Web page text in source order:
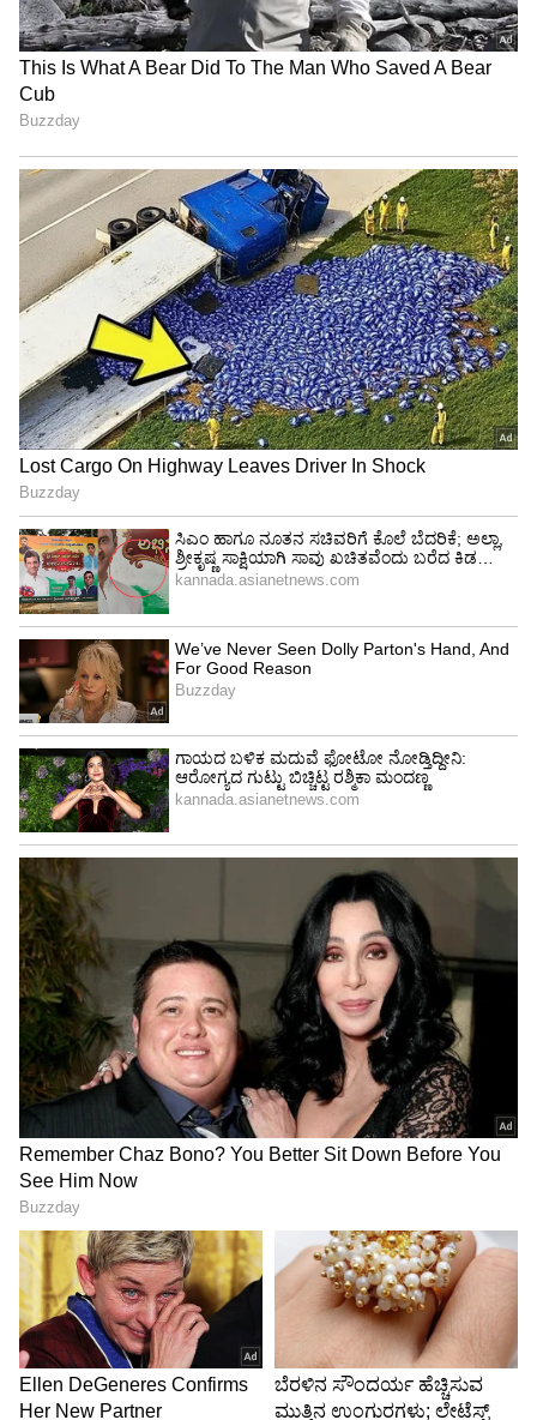
ಒಟ್ಟಾರೆ ಮಿಂಚೇರಿ ಗಾದ್ರಿ ಪಾಲನಾಯಕನ ಎತ್ತಿನಬಂಡಿ
ಯಾತ್ರೆ ಜಾಗತೀಕರಣದ ಸವಾಲಿನ ನಡುವೆಯೂ ತನ್ನ
ಬುಡಕಟ್ಟು ಪರಂಪರೆಯನ್ನು ಉಳಿಸಿಕೊಂಡಿದ್ದು, ತಮ್ಮ
ಸಮುದಾಯದ ಸಾಂಸ್ಕೃತಿಕ ನಾಯಕನಿಗೆ ಸಲ್ಲಿಸುವ
ಗೌರವವಾಗಿದ್ದು, ಚಿತ್ರದುರ್ಗದ ನಾಡಿನಲ್ಲಿ ಇನ್ನೂ ಬುಡಕಟ್ಟು
ಸಂಸ್ಕೃತಿಗೆ ಜೀವಂತ ಸಾಕ್ಷಿಯಾಗಿದೆ......